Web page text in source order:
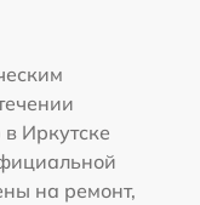
Иркутске
на ремонт,